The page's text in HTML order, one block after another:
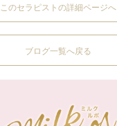
このセラピストの詳細ページへ
ブログ一覧へ戻る